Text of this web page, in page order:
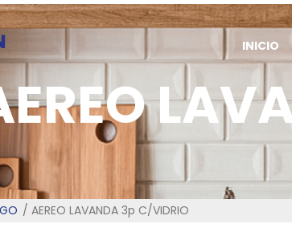
INICIO
AEREO LAVANDA 3p C/VIDRIO